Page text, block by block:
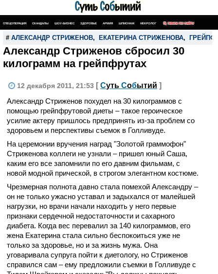
СПЕЦОПЕРАЦИЯ СКАНДАЛЫ ШОУ-БИЗНЕС ЗДОРОВЬЕ АРМИЯ ШПИОНАЖ НЕКРОЛОГ ПОИСК ПО САЙТУ
# АЛЕКСАНДР СТРИЖЕНОВ, ЕКАТЕРИНА СТРИЖЕНОВА,
Александр Стриженов сбросил 30
килограмм на грейпфрутах
12 декабря 2011, 21:53 [ Суть Событий ]
Александр Стриженов похудел на 30 килограммов с
помощью грейпфрутовой диеты – такое героическое
усилие актеру пришлось предпринять из-за проблем со
здоровьем и перспективы съемок в Голливуде.
На церемонии вручения наград "Золотой граммофон"
Стриженова коллеги не узнали – пришел юный Саша,
каким его все запомнили по его давним фильмам, с
новой модной прической, в строгом элегантном костюме.
Чрезмерная полнота давно стала помехой Александру –
он не только ужасно уставал и задыхался от малейшей
нагрузки, но врачи начали находить у него первые
признаки сердечной недостаточности и сахарного
диабета. Когда вес перевалил за 140 килограммов, его
жена Екатерина стала сильно беспокоиться уже не
только за здоровье, но и за жизнь мужа. Она
уговаривала супруга пойти к диетологу, но Стриженов
справился сам – ему предложили съемки в Голливуде с